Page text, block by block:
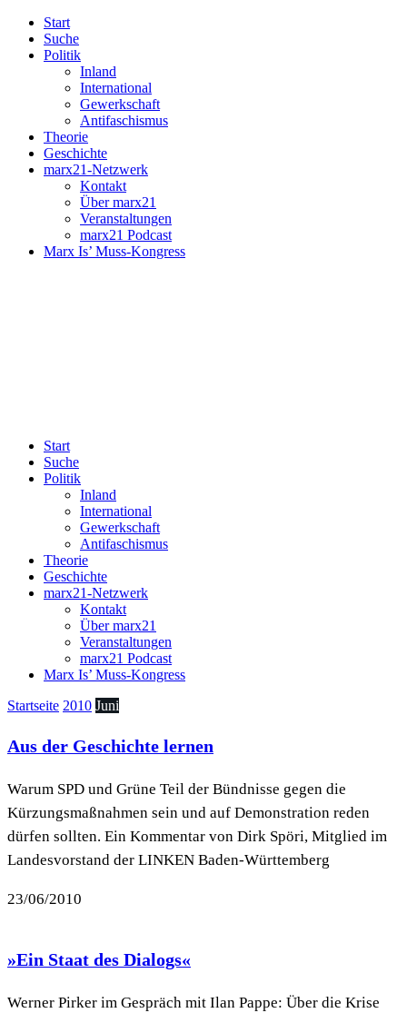
Start
Suche
Politik
Inland
International
Gewerkschaft
Antifaschismus
Theorie
Geschichte
marx21-Netzwerk
Kontakt
Über marx21
Veranstaltungen
marx21 Podcast
Marx Is’ Muss-Kongress
Start
Suche
Politik
Inland
International
Gewerkschaft
Antifaschismus
Theorie
Geschichte
marx21-Netzwerk
Kontakt
Über marx21
Veranstaltungen
marx21 Podcast
Marx Is’ Muss-Kongress
Startseite 2010 Juni
Aus der Geschichte lernen
Warum SPD und Grüne Teil der Bündnisse gegen die
Kürzungsmaßnahmen sein und auf Demonstration reden
dürfen sollten. Ein Kommentar von Dirk Spöri, Mitglied im
Landesvorstand der LINKEN Baden-Württemberg
23/06/2010
»Ein Staat des Dialogs«
Werner Pirker im Gespräch mit Ilan Pappe: Über die Krise